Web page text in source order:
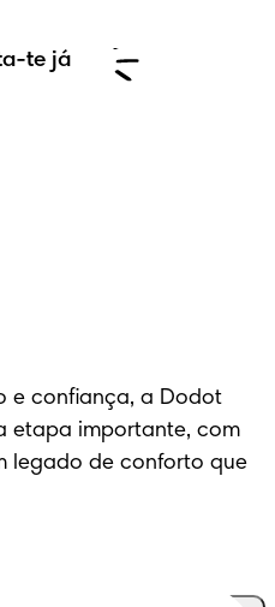
te já
e confiança, a Dodot
etapa importante, com
legado de conforto que